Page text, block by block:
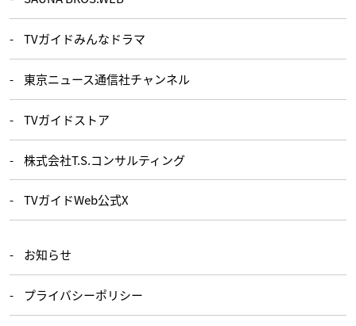
TVガイドみんなドラマ
東京ニュース通信社チャンネル
TVガイドストア
株式会社T.S.コンサルティング
TVガイドWeb公式X
お知らせ
プライバシーポリシー